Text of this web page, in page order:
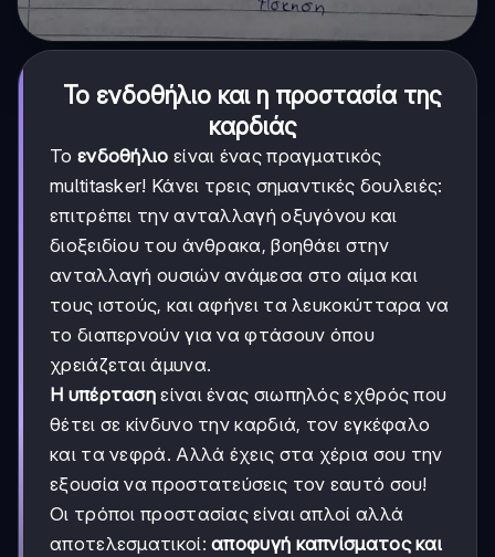
Το ενδοθήλιο και η προστασία της
καρδιάς
Το ενδοθήλιο είναι ένας πραγματικός
multitasker! Κάνει τρεις σημαντικές δουλειές:
επιτρέπει την ανταλλαγή οξυγόνου και
διοξειδίου του άνθρακα, βοηθάει στην
ανταλλαγή ουσιών ανάμεσα στο αίμα και
τους ιστούς, και αφήνει τα λευκοκύτταρα να
το διαπερνούν για να φτάσουν όπου
χρειάζεται άμυνα.
Η υπέρταση είναι ένας σιωπηλός εχθρός που
θέτει σε κίνδυνο την καρδιά, τον εγκέφαλο
και τα νεφρά. Αλλά έχεις στα χέρια σου την
εξουσία να προστατεύσεις τον εαυτό σου!
Οι τρόποι προστασίας είναι απλοί αλλά
αποτελεσματικοί:αποφυγή καπνίσματος και